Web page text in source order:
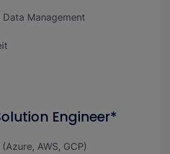
Management
Engineer*
AWS, GCP)